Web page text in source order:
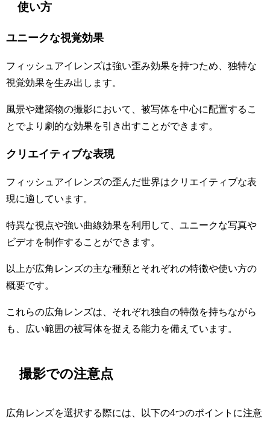
使い方
ユニークな視覚効果
フィッシュアイレンズは強い歪み効果を持つため、独特な
視覚効果を生み出します。
風景や建築物の撮影において、被写体を中心に配置するこ
とでより劇的な効果を引き出すことができます。
クリエイティブな表現
フィッシュアイレンズの歪んだ世界はクリエイティブな表
現に適しています。
特異な視点や強い曲線効果を利用して、ユニークな写真や
ビデオを制作することができます。
以上が広角レンズの主な種類とそれぞれの特徴や使い方の
概要です。
これらの広角レンズは、それぞれ独自の特徴を持ちながら
も、広い範囲の被写体を捉える能力を備えています。
撮影での注意点
広角レンズを選択する際には、以下の4つのポイントに注意